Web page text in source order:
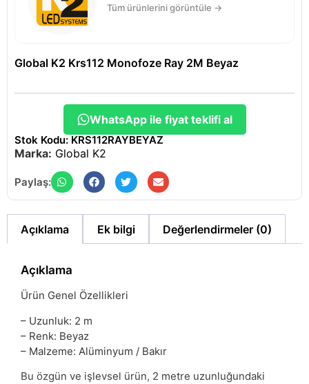
Tüm ürünlerini görüntüle →
Global K2 Krs112 Monofoze Ray 2M Beyaz
WhatsApp ile fiyat teklifi al
Stok Kodu: KRS112RAYBEYAZ
Marka: Global K2
Paylaş:
Açıklama Ek bilgi Değerlendirmeler (0)
Açıklama
Ürün Genel Özellikleri
– Uzunluk: 2 m
– Renk: Beyaz
– Malzeme: Alüminyum / Bakır
Bu özgün ve işlevsel ürün, 2 metre uzunluğundaki